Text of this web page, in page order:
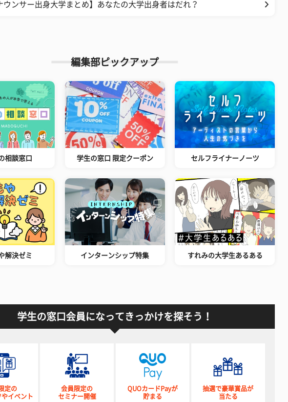
ウンサー出身大学まとめ】あなたの大学出身者はだれ？
編集部ピックアップ
相談窓口 学生の窓口 限定クーポン セルフライナーノーツ
解決ゼミ インターンシップ特集 すれみの大学生あるある
学生の窓口会員になってきっかけを探そう！
定の
やイベント
会員限定の
セミナー開催
QUOカードPayが
貯まる
抽選で豪華賞品が
当たる